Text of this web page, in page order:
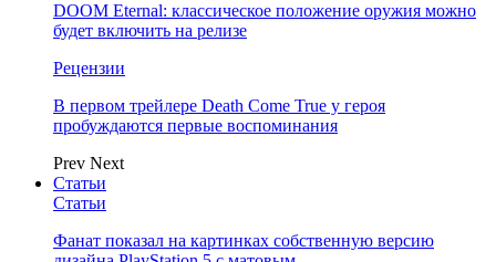
DOOM Eternal: классическое положение оружия можно
будет включить на релизе
Рецензии
В первом трейлере Death Come True у героя
пробуждаются первые воспоминания
Prev Next
Статьи
Статьи
Фанат показал на картинках собственную версию